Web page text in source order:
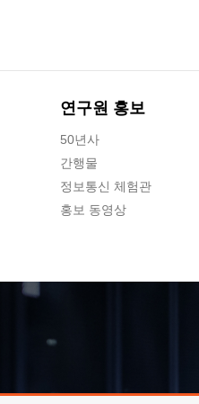
연구원 홍보
50년사
간행물
정보통신 체험관
홍보 동영상